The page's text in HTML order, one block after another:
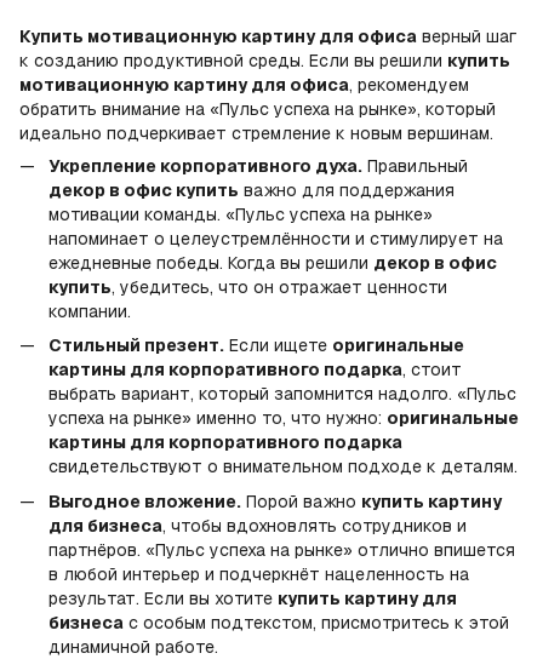
Купить мотивационную картину для офиса верный шаг
к созданию продуктивной среды. Если вы решили купить
мотивационную картину для офиса, рекомендуем
обратить внимание на «Пульс успеха на рынке», который
идеально подчеркивает стремление к новым вершинам.
Укрепление корпоративного духа. Правильный
декор в офис купить важно для поддержания
мотивации команды. «Пульс успеха на рынке»
напоминает о целеустремлённости и стимулирует на
ежедневные победы. Когда вы решили декор в офис
купить, убедитесь, что он отражает ценности
компании.
Стильный презент. Если ищете оригинальные
картины для корпоративного подарка, стоит
выбрать вариант, который запомнится надолго. «Пульс
успеха на рынке» именно то, что нужно: оригинальные
картины для корпоративного подарка
свидетельствуют о внимательном подходе к деталям.
Выгодное вложение. Порой важно купить картину
для бизнеса, чтобы вдохновлять сотрудников и
партнёров. «Пульс успеха на рынке» отлично впишется
в любой интерьер и подчеркнёт нацеленность на
результат. Если вы хотите купить картину для
бизнеса с особым подтекстом, присмотритесь к этой
динамичной работе.